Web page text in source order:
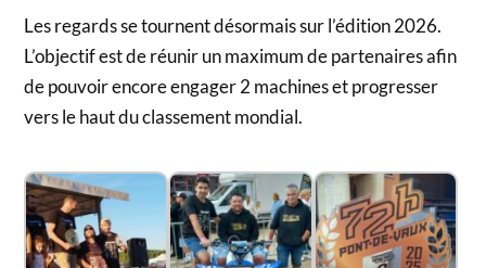
Les regards se tournent désormais sur l’édition 2026.
L’objectif est de réunir un maximum de partenaires afin
de pouvoir encore engager 2 machines et progresser
vers le haut du classement mondial.